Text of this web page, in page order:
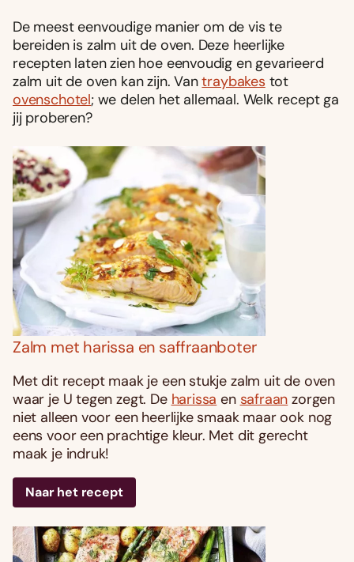
De meest eenvoudige manier om de vis te
bereiden is zalm uit de oven. Deze heerlijke
recepten laten zien hoe eenvoudig en gevarieerd
zalm uit de oven kan zijn. Vantraybakes tot
ovenschotel; we delen het allemaal. Welk recept ga
jij proberen?
Zalm met harissa en saffraanboter
Met dit recept maak je een stukje zalm uit de oven
waar je U tegen zegt. De harissa en safraan zorgen
niet alleen voor een heerlijke smaak maar ook nog
eens voor een prachtige kleur. Met dit gerecht
maak je indruk!
Naar het recept